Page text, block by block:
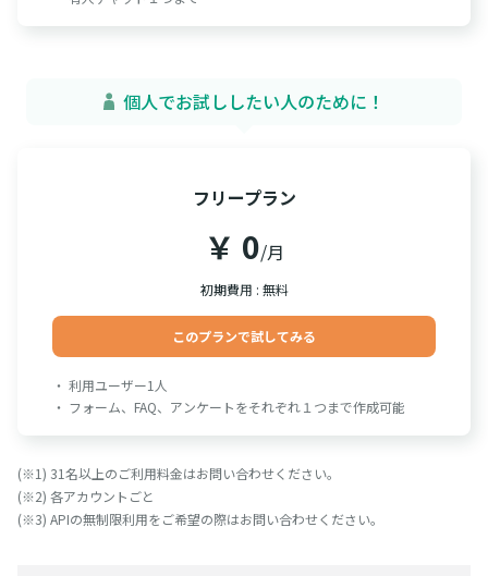
個人でお試ししたい人のために！
フリープラン
￥ 0/月
初期費用 : 無料
このプランで試してみる
・ 利用ユーザー1人
・ フォーム、FAQ、アンケートをそれぞれ１つまで作成可能
(※1) 31名以上のご利用料金はお問い合わせください。
(※2) 各アカウントごと
(※3) APIの無制限利用をご希望の際はお問い合わせください。